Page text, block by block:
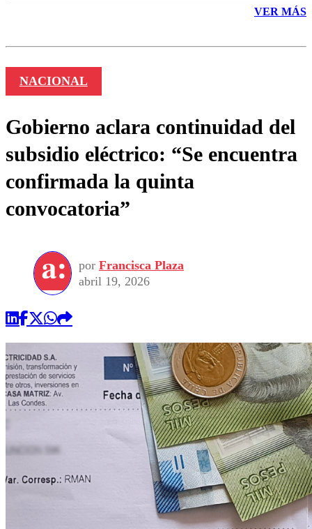
VER MÁS
NACIONAL
Gobierno aclara continuidad del
subsidio eléctrico: “Se encuentra
confirmada la quinta
convocatoria”
por Francisca Plaza
abril 19, 2026